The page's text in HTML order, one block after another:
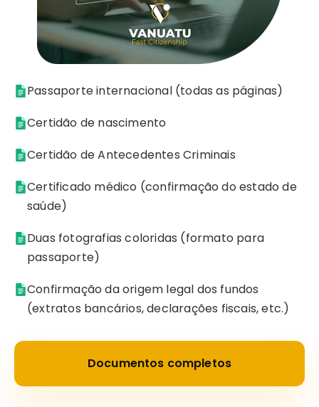
Passaporte internacional (todas as páginas)
Certidão de nascimento
Certidão de Antecedentes Criminais
Certificado médico (confirmação do estado de
saúde)
Duas fotografias coloridas (formato para
passaporte)
Confirmação da origem legal dos fundos
(extratos bancários, declarações fiscais, etc.)
Documentos completos